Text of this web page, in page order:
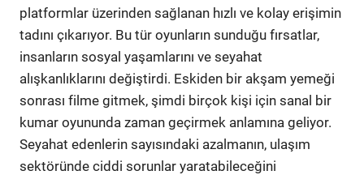
platformlar üzerinden sağlanan hızlı ve kolay erişimin
tadını çıkarıyor. Bu tür oyunların sunduğu fırsatlar,
insanların sosyal yaşamlarını ve seyahat
alışkanlıklarını değiştirdi. Eskiden bir akşam yemeği
sonrası filme gitmek, şimdi birçok kişi için sanal bir
kumar oyununda zaman geçirmek anlamına geliyor.
Seyahat edenlerin sayısındaki azalmanın, ulaşım
sektöründe ciddi sorunlar yaratabileceğini